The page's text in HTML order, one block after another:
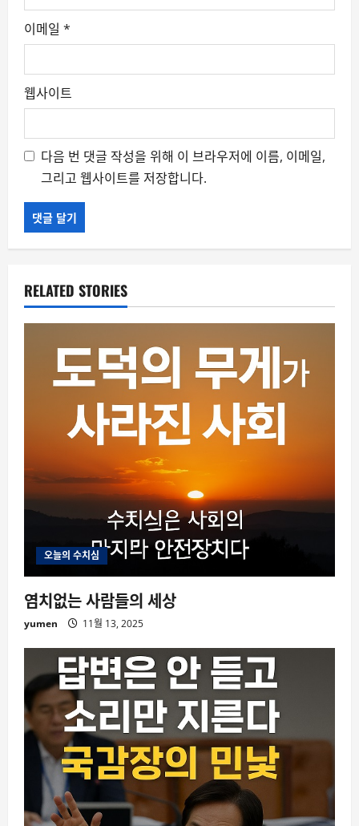
이메일 *
웹사이트
다음 번 댓글 작성을 위해 이 브라우저에 이름, 이메일,
그리고 웹사이트를 저장합니다.
RELATED STORIES
오늘의 수치심
염치없는 사람들의 세상
yumen 11월 13, 2025